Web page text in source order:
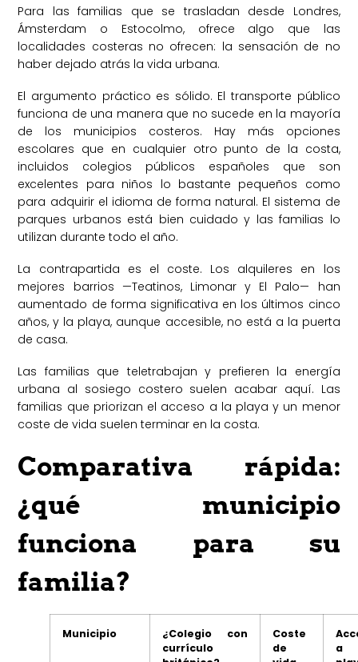
Para las familias que se trasladan desde Londres,
Ámsterdam o Estocolmo, ofrece algo que las
localidades costeras no ofrecen: la sensación de no
haber dejado atrás la vida urbana.
El argumento práctico es sólido. El transporte público
funciona de una manera que no sucede en la mayoría
de los municipios costeros. Hay más opciones
escolares que en cualquier otro punto de la costa,
incluidos colegios públicos españoles que son
excelentes para niños lo bastante pequeños como
para adquirir el idioma de forma natural. El sistema de
parques urbanos está bien cuidado y las familias lo
utilizan durante todo el año.
La contrapartida es el coste. Los alquileres en los
mejores barrios —Teatinos, Limonar y El Palo— han
aumentado de forma significativa en los últimos cinco
años, y la playa, aunque accesible, no está a la puerta
de casa.
Las familias que teletrabajan y prefieren la energía
urbana al sosiego costero suelen acabar aquí. Las
familias que priorizan el acceso a la playa y un menor
coste de vida suelen terminar en la costa.
Comparativa rápida:
¿qué municipio
funciona para su
familia?
Municipio
¿Colegio con
currículo
Coste
de
a